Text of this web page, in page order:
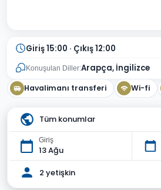
Giriş 15:00 · Çıkış 12:00
Konuşulan Diller:Arapça, İngilizce
Havalimanı transferi Wi-fi
Tüm konumlar
Giriş
13 Ağu
2 yetişkin